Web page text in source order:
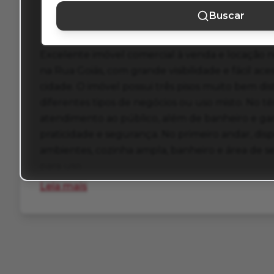
Buscar
Cozinha
Excelente imóvel comercial à venda e locação
na Rua Goiás, com grande visibilidade e fácil
diferentes tipos de negócios ou uso misto. No
atendimento ao público, além de banheiro e
Leia mais